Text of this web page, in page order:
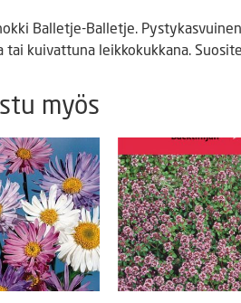
Balletje-Balletje.
tai kuivattuna leikkokukkana.
myös